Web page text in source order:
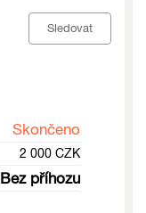
Sledovat
Skončeno
2 000 CZK
Bez příhozu